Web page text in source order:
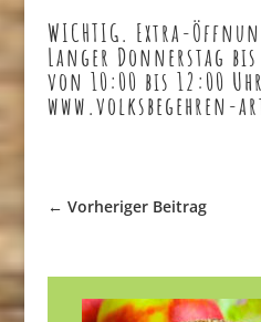
WICHTIG. Extra-
Langer Donnerstag
von 10:00 bis 12:00
www.volksbegehren-
← Vorheriger Beitrag